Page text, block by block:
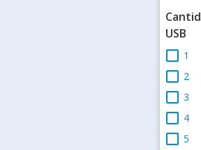
USB
check_box_outline_blank 1
check_box_outline_blank 2
check_box_outline_blank 3
check_box_outline_blank 4
check_box_outline_blank 5